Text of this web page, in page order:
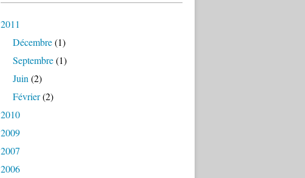
2011
Décembre(1)
Septembre(1)
Juin (2)
Février(2)
2010
2009
2007
2006